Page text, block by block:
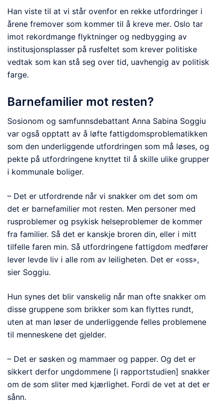
Han viste til at vi står ovenfor en rekke utfordringer i
årene fremover som kommer til å kreve mer. Oslo tar
imot rekordmange flyktninger og nedbygging av
institusjonsplasser på rusfeltet som krever politiske
vedtak som kan stå seg over tid, uavhengig av politisk
farge.
Barnefamilier mot resten?
Sosionom og samfunnsdebattant Anna Sabina Soggiu
var også opptatt av å løfte fattigdomsproblematikken
som den underliggende utfordringen som må løses, og
pekte på utfordringene knyttet til å skille ulike grupper
i kommunale boliger.
– Det er utfordrende når vi snakker om det som om
det er barnefamilier mot resten. Men personer med
rusproblemer og psykisk helseproblemer de kommer
fra familier. Så det er kanskje broren din, eller i mitt
tilfelle faren min. Så utfordringene fattigdom medfører
lever levde liv i alle rom av leiligheten. Det er «oss»,
sier Soggiu.
Hun synes det blir vanskelig når man ofte snakker om
disse gruppene som brikker som kan flyttes rundt,
uten at man løser de underliggende felles problemene
til menneskene det gjelder.
– Det er søsken og mammaer og papper. Og det er
sikkert derfor ungdommene [i rapportstudien] snakker
om de som sliter med kjærlighet. Fordi de vet at det er
sånn.